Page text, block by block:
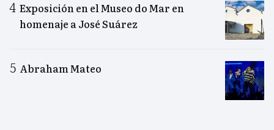
Exposición en el Museo do Mar en
homenaje a José Suárez
Abraham Mateo